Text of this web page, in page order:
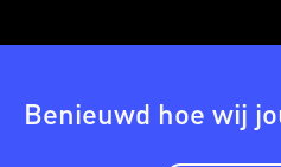
Benieuwd hoe wij